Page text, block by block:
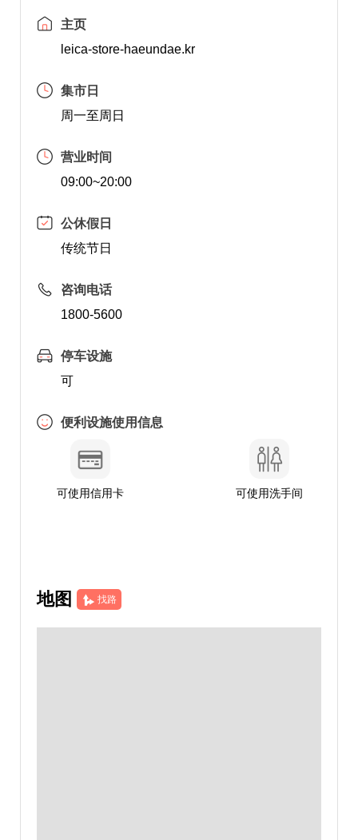
主页
leica-store-haeundae.kr
集市日
周一至周日
营业时间
09:00~20:00
公休假日
传统节日
咨询电话
1800-5600
停车设施
可
便利设施使用信息
可使用信用卡 可使用洗手间
地图 找路